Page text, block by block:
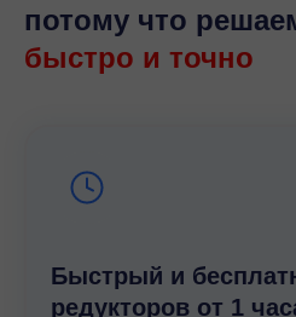
потому что
быстро и точно
Быстрый и
редукторов от 1